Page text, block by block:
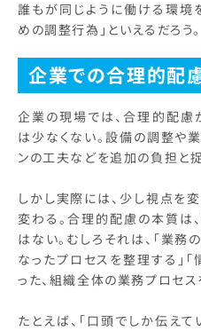
誰もが同じように働ける環境
めの調整行為」といえるだろう。
企業での合理的配
企業の現場では、合理的配慮
は少なくない。設備の調整や
ンの工夫などを追加の負担と
しかし実際には、少し視点を
変わる。合理的配慮の本質は
はない。むしろそれは、「業務
なったプロセスを整理する」
った、組織全体の業務プロセ
たとえば、「口頭でしか伝え